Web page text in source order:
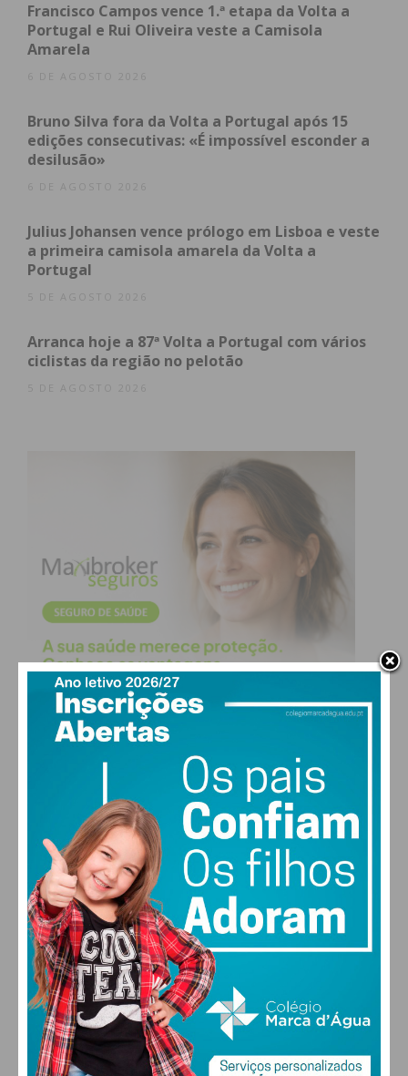
Francisco Campos vence 1.ª etapa da Volta a
Portugal e Rui Oliveira veste a Camisola
Amarela
6 DE AGOSTO 2026
Bruno Silva fora da Volta a Portugal após 15
edições consecutivas: «É impossível esconder a
desilusão»
6 DE AGOSTO 2026
Julius Johansen vence prólogo em Lisboa e veste
a primeira camisola amarela da Volta a
Portugal
5 DE AGOSTO 2026
Arranca hoje a 87ª Volta a Portugal com vários
ciclistas da região no pelotão
5 DE AGOSTO 2026